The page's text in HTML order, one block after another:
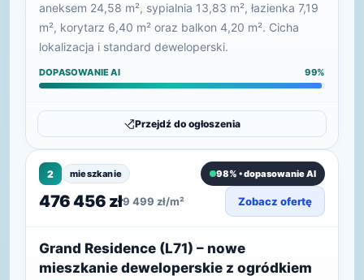
aneksem 24,58 m², sypialnia 13,83 m², łazienka 7,19
m², korytarz 6,40 m² oraz balkon 4,20 m². Cicha
lokalizacja i standard deweloperski.
DOPASOWANIE AI 99%
Przejdź do ogłoszenia
2 mieszkanie 98% • dopasowanie AI
476 456 zł9 499 zł/m² Zobacz ofertę
Grand Residence (L71) – nowe
mieszkanie deweloperskie z ogródkiem